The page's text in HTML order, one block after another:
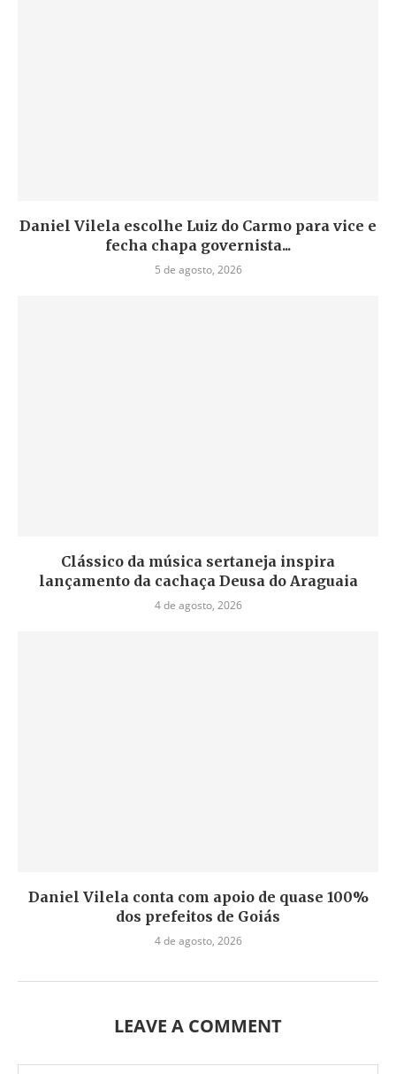
Daniel Vilela escolhe Luiz do Carmo para vice e
fecha chapa governista...
5 de agosto, 2026
Clássico da música sertaneja inspira
lançamento da cachaça Deusa do Araguaia
4 de agosto, 2026
Daniel Vilela conta com apoio de quase 100%
dos prefeitos de Goiás
4 de agosto, 2026
LEAVE A COMMENT